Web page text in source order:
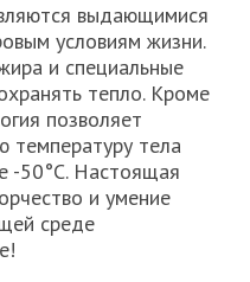
выдающимися
условиям жизни.
и специальные
тепло. Кроме
позволяет
температуру тела
-50°C. Настоящая
и умение
среде